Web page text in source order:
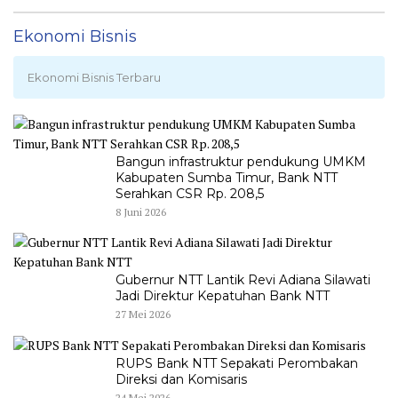
Ekonomi Bisnis
Ekonomi Bisnis Terbaru
Bangun infrastruktur pendukung UMKM
Kabupaten Sumba Timur, Bank NTT
Serahkan CSR Rp. 208,5
8 Juni 2026
Gubernur NTT Lantik Revi Adiana Silawati
Jadi Direktur Kepatuhan Bank NTT
27 Mei 2026
RUPS Bank NTT Sepakati Perombakan
Direksi dan Komisaris